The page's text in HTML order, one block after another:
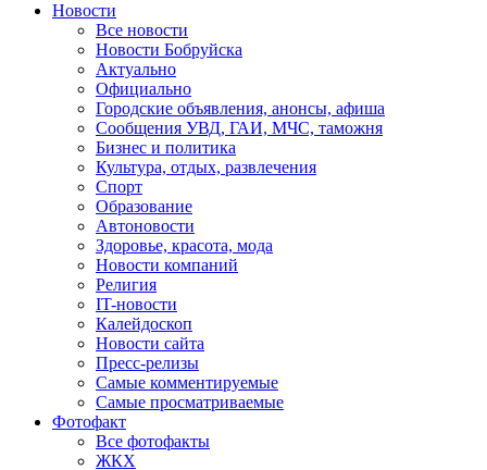
Новости
Все новости
Новости Бобруйска
Актуально
Официально
Городские объявления, анонсы, афиша
Сообщения УВД, ГАИ, МЧС, таможня
Бизнес и политика
Культура, отдых, развлечения
Спорт
Образование
Автоновости
Здоровье, красота, мода
Новости компаний
Религия
IT-новости
Калейдоскоп
Новости сайта
Пресс-релизы
Самые комментируемые
Самые просматриваемые
Фотофакт
Все фотофакты
ЖКХ